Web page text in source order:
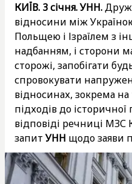
КИЇВ. 3 січня. УНН.
відносини між
Польщею і Ізраїлем з
надбанням, і сторони
сторожі, запобігати
спровокувати
відносинах, зокрема на
підходів до
відповіді речниці
запитУНН щодо заяви